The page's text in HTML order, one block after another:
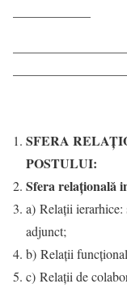
SFERA
POSTULUI:
Sfera relaţională
a) Relaţii ierarhice:
adjunct;
b) Relaţii
c) Relaţii de